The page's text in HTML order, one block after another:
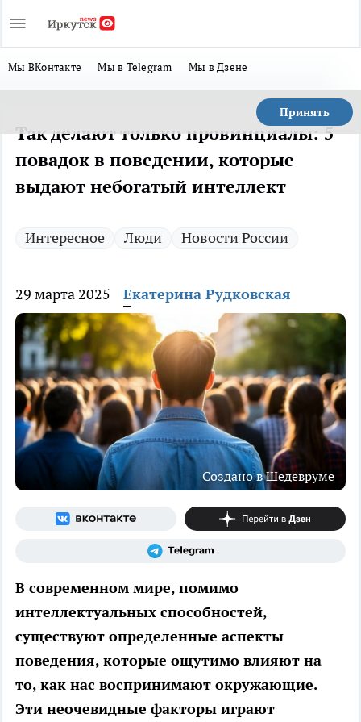
Мы ВКонтакте Мы в Telegram Мы в Дзене
Принять
Так делают только провинциалы: 5
повадок в поведении, которые
выдают небогатый интеллект
Интересное Люди Новости России
29 марта 2025 Екатерина Рудковская
Создано в Шедевруме
В современном мире, помимо
интеллектуальных способностей,
существуют определенные аспекты
поведения, которые ощутимо влияют на
то, как нас воспринимают окружающие.
Эти неочевидные факторы играют